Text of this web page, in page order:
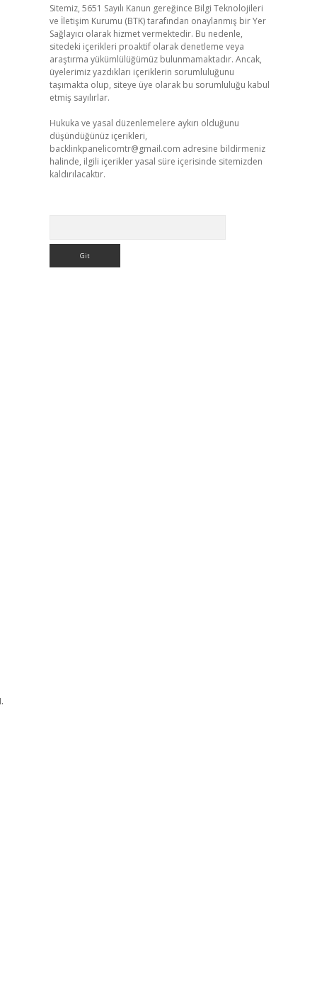
Sitemiz, 5651 Sayılı Kanun gereğince Bilgi Teknolojileri
ve İletişim Kurumu (BTK) tarafından onaylanmış bir Yer
Sağlayıcı olarak hizmet vermektedir. Bu nedenle,
sitedeki içerikleri proaktif olarak denetleme veya
araştırma yükümlülüğümüz bulunmamaktadır. Ancak,
üyelerimiz yazdıkları içeriklerin sorumluluğunu
taşımakta olup, siteye üye olarak bu sorumluluğu kabul
etmiş sayılırlar.
Hukuka ve yasal düzenlemelere aykırı olduğunu
düşündüğünüz içerikleri,
backlinkpanelicomtr@gmail.com adresine bildirmeniz
halinde, ilgili içerikler yasal süre içerisinde sitemizden
kaldırılacaktır.